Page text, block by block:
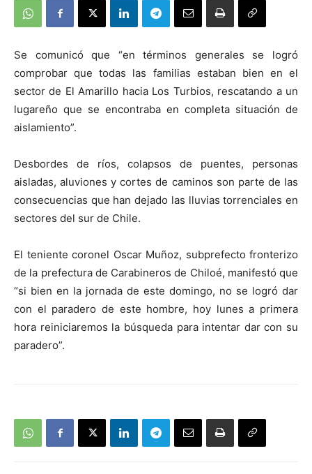
Se comunicó que “en términos generales se logró
comprobar que todas las familias estaban bien en el
sector de El Amarillo hacia Los Turbios, rescatando a un
lugareño que se encontraba en completa situación de
aislamiento”.
Desbordes de ríos, colapsos de puentes, personas
aisladas, aluviones y cortes de caminos son parte de las
consecuencias que han dejado las lluvias torrenciales en
sectores del sur de Chile.
El teniente coronel Oscar Muñoz, subprefecto fronterizo
de la prefectura de Carabineros de Chiloé, manifestó que
“si bien en la jornada de este domingo, no se logró dar
con el paradero de este hombre, hoy lunes a primera
hora reiniciaremos la búsqueda para intentar dar con su
paradero”.